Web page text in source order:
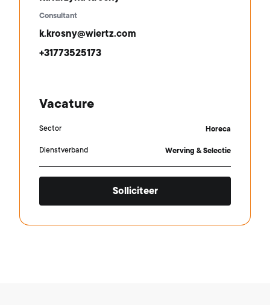
Consultant
k.krosny@wiertz.com
+31773525173
Vacature
Sector Horeca
Dienstverband Werving & Selectie
Solliciteer